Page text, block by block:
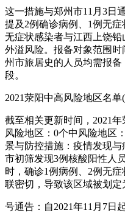
这一措施与郑州市11月3日
提及2例确诊病例、1例无
无症状感染者与江西上饶
外溢风险。报备对象范围时
州市旅居史的人员均需报备
段。
2021荥阳中高风险地区名
截至相关更新时间，2021
风险地区：0个中风险地区
景与防控措施：疫情发现与
市初筛发现3例核酸阳性人
时，确诊1例病例、2例无
联密切，导致该区域被划定
号通告：自2021年11月7日